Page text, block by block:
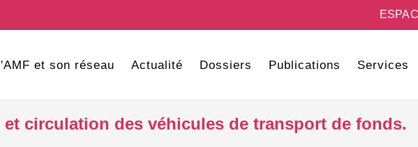
et son réseau Actualité Dossiers Publications Services
et circulation des véhicules de transport de fonds.